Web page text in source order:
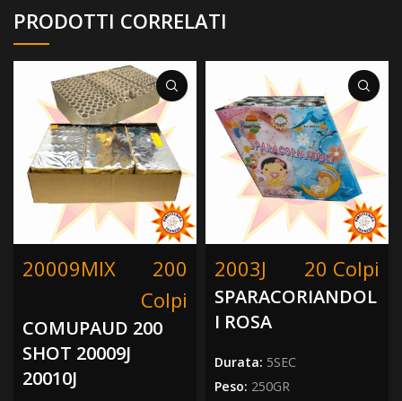
PRODOTTI CORRELATI
20009MIX
200
Colpi
COMUPAUD 200
SHOT 20009J
20010J
2003J 20 Colpi
SPARACORIANDOL
I ROSA
Durata: 5SEC
Peso: 250GR